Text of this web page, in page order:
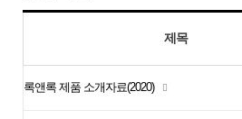
제목
록앤록 제품 소개자료(2020)